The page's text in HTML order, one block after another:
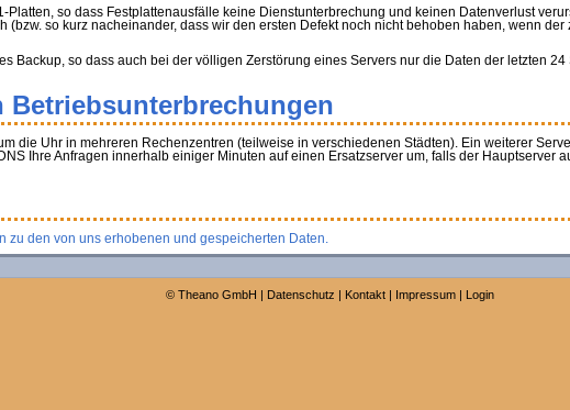
Platten, so dass Festplattenausfälle keine Dienstunterbrechung und keinen Datenverlust
(bzw. so kurz nacheinander, dass wir den ersten Defekt noch nicht behoben haben, wenn der
Backup, so dass auch bei der völligen Zerstörung eines Servers nur die Daten der letzten
Betriebsunterbrechungen
die Uhr in mehreren Rechenzentren (teilweise in verschiedenen Städten). Ein weiterer
Ihre Anfragen innerhalb einiger Minuten auf einen Ersatzserver um, falls der Hauptserver
zu den von uns erhobenen und gespeicherten Daten.
© Theano GmbH | Datenschutz | Kontakt| Impressum| Login